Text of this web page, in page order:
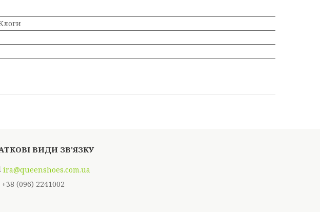
ira@queenshoes.com.ua
+38 (096) 2241002